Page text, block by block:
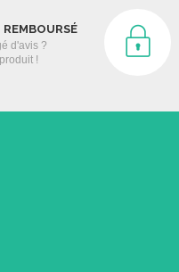
d'avis ?
!